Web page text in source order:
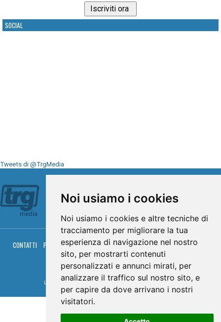
Noi usiamo i cookies
Noi usiamo i cookies e altre tecniche di
tracciamento per migliorare la tua
esperienza di navigazione nel nostro
sito, per mostrarti contenuti
personalizzati e annunci mirati, per
analizzare il traffico sul nostro sito, e
per capire da dove arrivano i nostri
visitatori.
SOCIAL
Tweets di @TrgMedia
CONTATTI PRIVACY COOKIES PALINSESTO DIRETTA TV
DIRETTA RADIO
RGM HITRADIO
© TRG Media 2005-2026
Umbria Televisioni s.r.l. - P.I.00496230541 - www.trgmedia.it - Powered by